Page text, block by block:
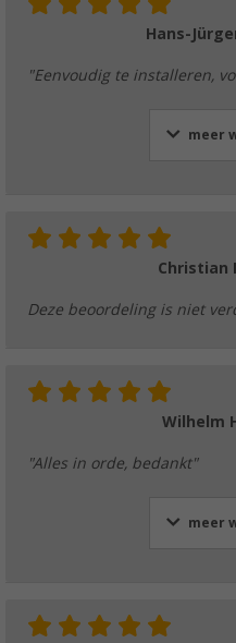
Hans-
"Eenvoudig te installeren,
meer
Christian
Deze beoordeling is niet
Wilhelm
"Alles in orde, bedankt"
meer